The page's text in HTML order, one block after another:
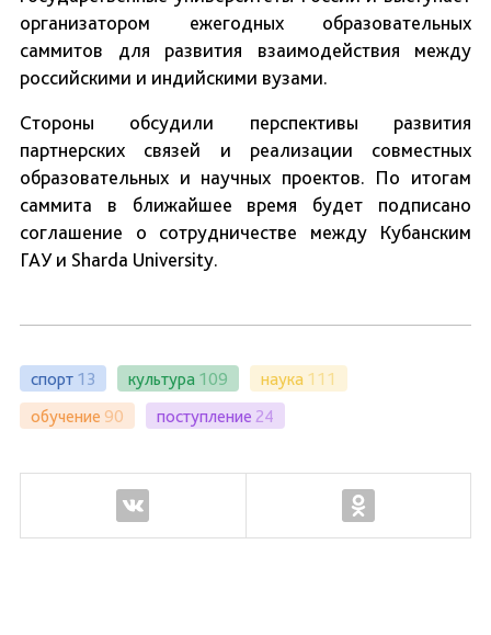
организатором ежегодных образовательных
саммитов для развития взаимодействия между
российскими и индийскими вузами.
Стороны обсудили перспективы развития
партнерских связей и реализации совместных
образовательных и научных проектов. По итогам
саммита в ближайшее время будет подписано
соглашение о сотрудничестве между Кубанским
ГАУ и Sharda University.
спорт 13 культура 109 наука 111
обучение 90 поступление 24